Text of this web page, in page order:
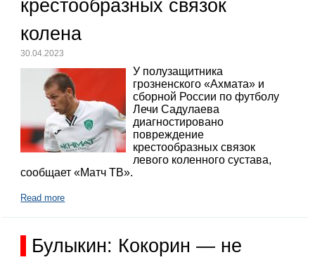
крестообразных связок
колена
30.04.2023
У полузащитника
грозненского «Ахмата» и
сборной России по футболу
Лечи Садулаева
диагностировано
повреждение
крестообразных связок
левого коленного сустава,
сообщает «Матч ТВ».
Read more
Булыкин: Кокорин — не